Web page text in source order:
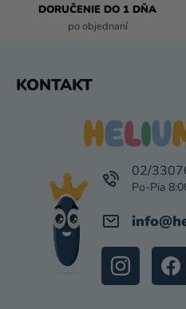
DORUČENIE DO 1 DŇA
po objednaní
KONTAKT
info@
02/